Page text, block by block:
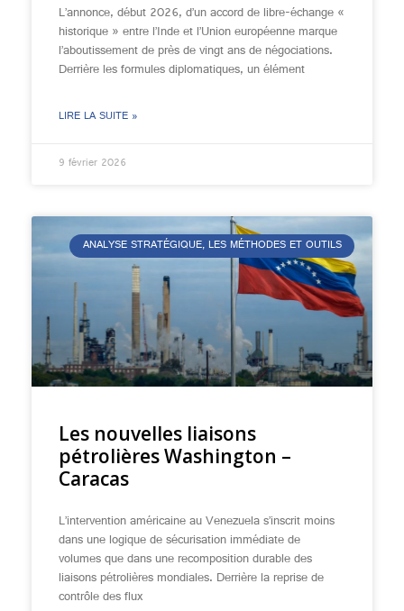
L’annonce, début 2026, d’un accord de libre-échange «
historique » entre l’Inde et l’Union européenne marque
l’aboutissement de près de vingt ans de négociations.
Derrière les formules diplomatiques, un élément
LIRE LA SUITE »
9 février 2026
ANALYSE STRATÉGIQUE, LES MÉTHODES ET OUTILS
Les nouvelles liaisons
pétrolières Washington –
Caracas
L’intervention américaine au Venezuela s’inscrit moins
dans une logique de sécurisation immédiate de
volumes que dans une recomposition durable des
liaisons pétrolières mondiales. Derrière la reprise de
contrôle des flux